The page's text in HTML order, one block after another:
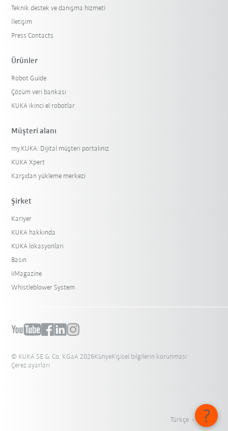
Filtreyi sıfırla
Teknik destek ve danışma hizmeti
İletişim
Press Contacts
Ürünler
Robot Guide
Çözüm veri bankası
KUKA ikinci el robotlar
Müşteri alanı
my.KUKA: Dijital müşteri portalınız
KUKA Xpert
Karşıdan yükleme merkezi
Şirket
Kariyer
KUKA hakkında
KUKA lokasyonları
Basın
iiMagazine
Whistleblower System
© KUKA SE & Co. KGaA 2026KünyeKişisel bilgilerin korunması
Çerez ayarları
Türkçe - Türkiye